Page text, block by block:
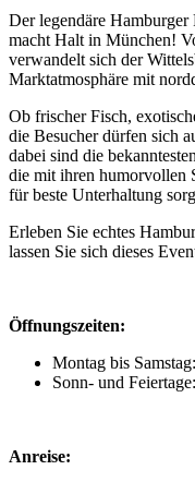
Der legendäre
macht Halt in München!
verwandelt sich der
Marktatmosphäre mit
Ob frischer Fisch,
die Besucher dürfen sich
dabei sind die
die mit ihren humorvollen
für beste Unterhaltung
Erleben Sie echtes
lassen Sie sich dieses
Öffnungszeiten:
Montag bis
Sonn- und
Anreise: